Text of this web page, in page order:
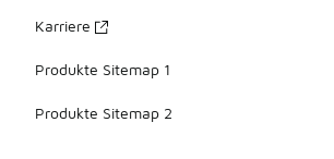
Karriere
Produkte Sitemap 1
Produkte Sitemap 2